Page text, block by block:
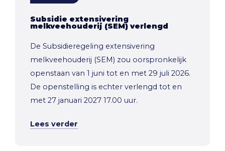
Subsidie extensivering
melkveehouderij (SEM) verlengd
De Subsidieregeling extensivering
melkveehouderij (SEM) zou oorspronkelijk
openstaan van 1 juni tot en met 29 juli 2026.
De openstelling is echter verlengd tot en
met 27 januari 2027 17.00 uur.
Lees verder